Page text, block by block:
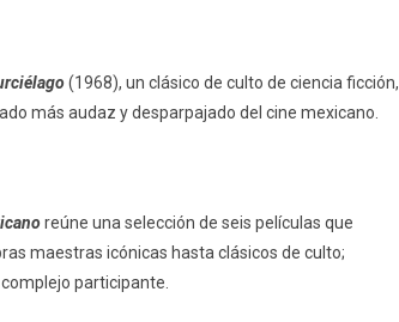
(1968), un clásico de culto de ciencia ficción,
más audaz y desparpajado del cine mexicano.
reúne una selección de seis películas que
maestras icónicas hasta clásicos de culto;
participante.